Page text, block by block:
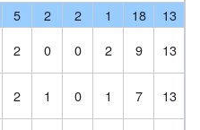
5 2 2 1 18
13
2 0 0 2 9 13
2 1 0 1 7 13